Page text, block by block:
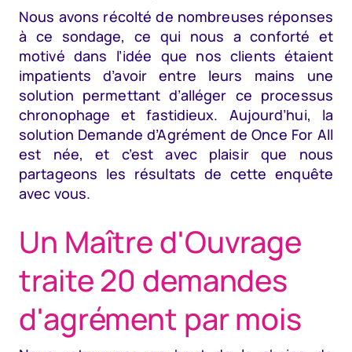
Nous avons récolté de nombreuses réponses
à ce sondage, ce qui nous a conforté et
motivé dans l’idée que nos clients étaient
impatients d’avoir entre leurs mains une
solution permettant d’alléger ce processus
chronophage et fastidieux. Aujourd’hui, la
solution Demande d’Agrément de Once For All
est née, et c’est avec plaisir que nous
partageons les résultats de cette enquête
avec vous.
Un Maître d'Ouvrage
traite 20 demandes
d'agrément par mois